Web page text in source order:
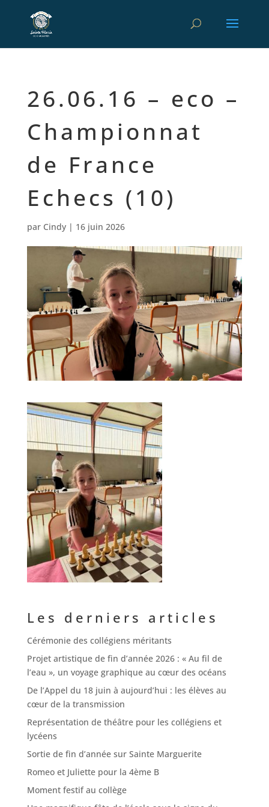
26.06.16 – eco –
Championnat
de France
Echecs (10)
par Cindy| 16 juin 2026
Les derniers articles
Cérémonie des collégiens méritants
Projet artistique de fin d’année 2026 : « Au fil de
l’eau », un voyage graphique au cœur des océans
De l’Appel du 18 juin à aujourd’hui : les élèves au
cœur de la transmission
Représentation de théâtre pour les collégiens et
lycéens
Sortie de fin d’année sur Sainte Marguerite
Romeo et Juliette pour la 4ème B
Moment festif au collège